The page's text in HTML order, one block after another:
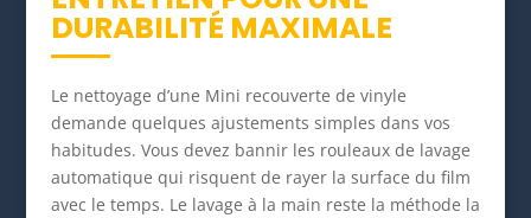
DURABILITÉ MAXIMALE
Le nettoyage d’une Mini recouverte de vinyle
demande quelques ajustements simples dans vos
habitudes. Vous devez bannir les rouleaux de lavage
automatique qui risquent de rayer la surface du film
avec le temps. Le lavage à la main reste la méthode la